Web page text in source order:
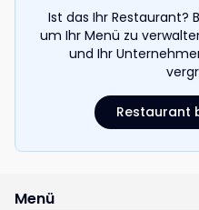
Ist das Ihr Restaurant?
um Ihr Menü zu
und Ihr
Restaurant
Menü